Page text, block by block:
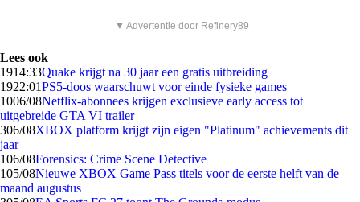
▼ Advertentie door Refinery89
Lees ook
1914:33Quake krijgt na 30 jaar een gratis uitbreiding
1922:01PS5-doos waarschuwt voor einde fysieke games
1006/08Netflix-abonnees krijgen exclusieve early access tot
uitgebreide GTA VI trailer
306/08XBOX platform krijgt zijn eigen "Platinum" achievements dit
jaar
106/08Forensics: Crime Scene Detective
105/08Nieuwe XBOX Game Pass titels voor de eerste helft van de
maand augustus